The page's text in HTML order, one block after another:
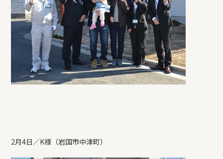
2月4日／K様（岩国市中津町）